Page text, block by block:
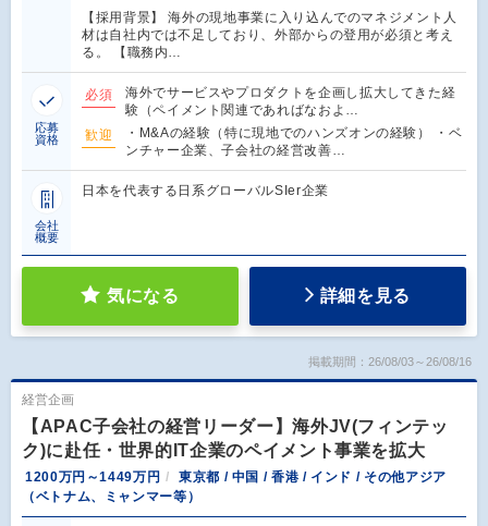
【採用背景】 海外の現地事業に入り込んでのマネジメント人
材は自社内では不足しており、外部からの登用が必須と考え
る。 【職務内…
応募
資格
必須
海外でサービスやプロダクトを企画し拡大してきた経
験（ペイメント関連であればなおよ…
歓迎
・M&Aの経験（特に現地でのハンズオンの経験） ・ベ
ンチャー企業、子会社の経営改善…
会社
概要
日本を代表する日系グローバルSIer企業
気になる 詳細を見る
掲載期間：26/08/03～26/08/16
経営企画
【APAC子会社の経営リーダー】海外JV(フィンテッ
ク)に赴任・世界的IT企業のペイメント事業を拡大
1200万円～1449万円
東京都 / 中国 / 香港 / インド / その他アジア
（ベトナム、ミャンマー等）